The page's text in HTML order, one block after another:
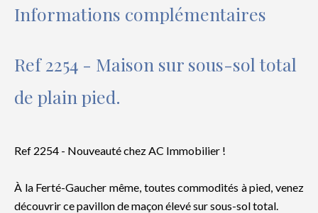
Informations complémentaires
Ref 2254 - Maison sur sous-sol total
de plain pied.
Ref 2254 - Nouveauté chez AC Immobilier !
À la Ferté-Gaucher même, toutes commodités à pied, venez
découvrir ce pavillon de maçon élevé sur sous-sol total.